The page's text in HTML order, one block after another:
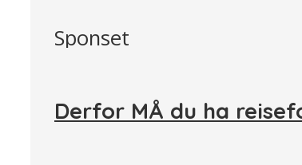
Sponset
Derfor MÅ du ha